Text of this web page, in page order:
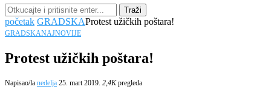
Traži
početak GRADSKAProtest užičkih poštara!
GRADSKANAJNOVIJE
Protest užičkih poštara!
Napisao/la nedelja 25. mart 2019. 2,4Kpregleda